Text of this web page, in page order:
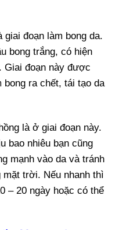
giai đoạn làm bong da.
bong trắng, có hiện
Giai đoạn này được
ra chết, tái tạo da
là ở giai đoạn này.
bao nhiêu bạn cũng
mạnh vào da và tránh
trời. Nếu nhanh thì
– 20 ngày hoặc có thể